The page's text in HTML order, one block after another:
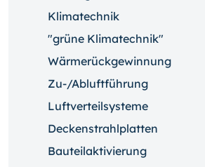
Klimatechnik
"grüne Klimatechnik"
Wärmerückgewinnung
Zu-/Abluftführung
Luftverteilsysteme
Deckenstrahlplatten
Bauteilaktivierung